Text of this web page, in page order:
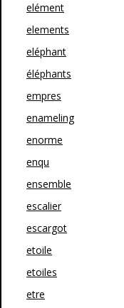
elément
elements
eléphant
éléphants
empres
enameling
enorme
enqu
ensemble
escalier
escargot
etoile
etoiles
etre